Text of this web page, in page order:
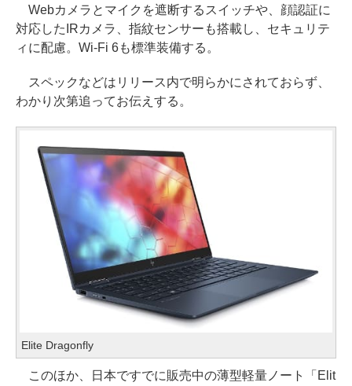
Webカメラとマイクを遮断するスイッチや、顔認証に
対応したIRカメラ、指紋センサーも搭載し、セキュリテ
ィに配慮。Wi-Fi 6も標準装備する。
スペックなどはリリース内で明らかにされておらず、
わかり次第追ってお伝えする。
Elite Dragonfly
このほか、日本ですでに販売中の薄型軽量ノート「Elit